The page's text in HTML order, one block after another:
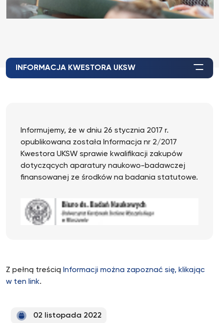
INFORMACJA KWESTORA UKSW
Informujemy, że w dniu 26 stycznia 2017 r.
opublikowana została Informacja nr 2/2017
Kwestora UKSW sprawie kwalifikacji zakupów
dotyczących aparatury naukowo-badawczej
finansowanej ze środków na badania statutowe.
Z pełną treścią Informacji można zapoznać się, klikając
w ten link.
02 listopada 2022